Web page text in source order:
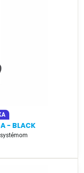
- BLACK